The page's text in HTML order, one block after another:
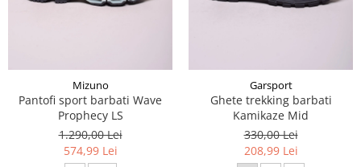
Mizuno
Pantofi sport barbati Wave
Prophecy LS
1.290,00 Lei
574,99 Lei
Garsport
Ghete trekking barbati
Kamikaze Mid
330,00 Lei
208,99 Lei